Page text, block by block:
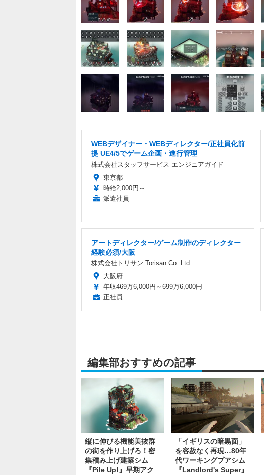
WEBデザイナー・WEBディレクター/正社員化前
提 UE4/5でゲーム企画・進行管理
株式会社スタッフサービス エンジニアガイド
東京都
時給2,000円～
派遣社員
アートディレクター/ゲーム制作のディレクター
経験必須/大阪
株式会社トリサン Torisan Co. Ltd.
大阪府
年収469万6,000円～699万6,000円
正社員
編集部おすすめの記事
縦に伸びる機能美抜群
の街を作り上げろ！密
集積み上げ建築シム
『Pile Up!』早期アク
「イギリスの暗黒面」
を容赦なく再現…80年
代ワーキングプアシム
『Landlord's Super』